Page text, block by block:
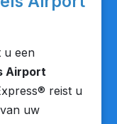
u een
Airport
reist u
uw